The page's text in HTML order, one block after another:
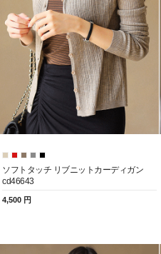
ソフトタッチ リブニットカーディガン
cd46643
4,500 円